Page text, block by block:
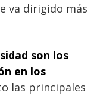
va dirigido más
son los
en los
las principales